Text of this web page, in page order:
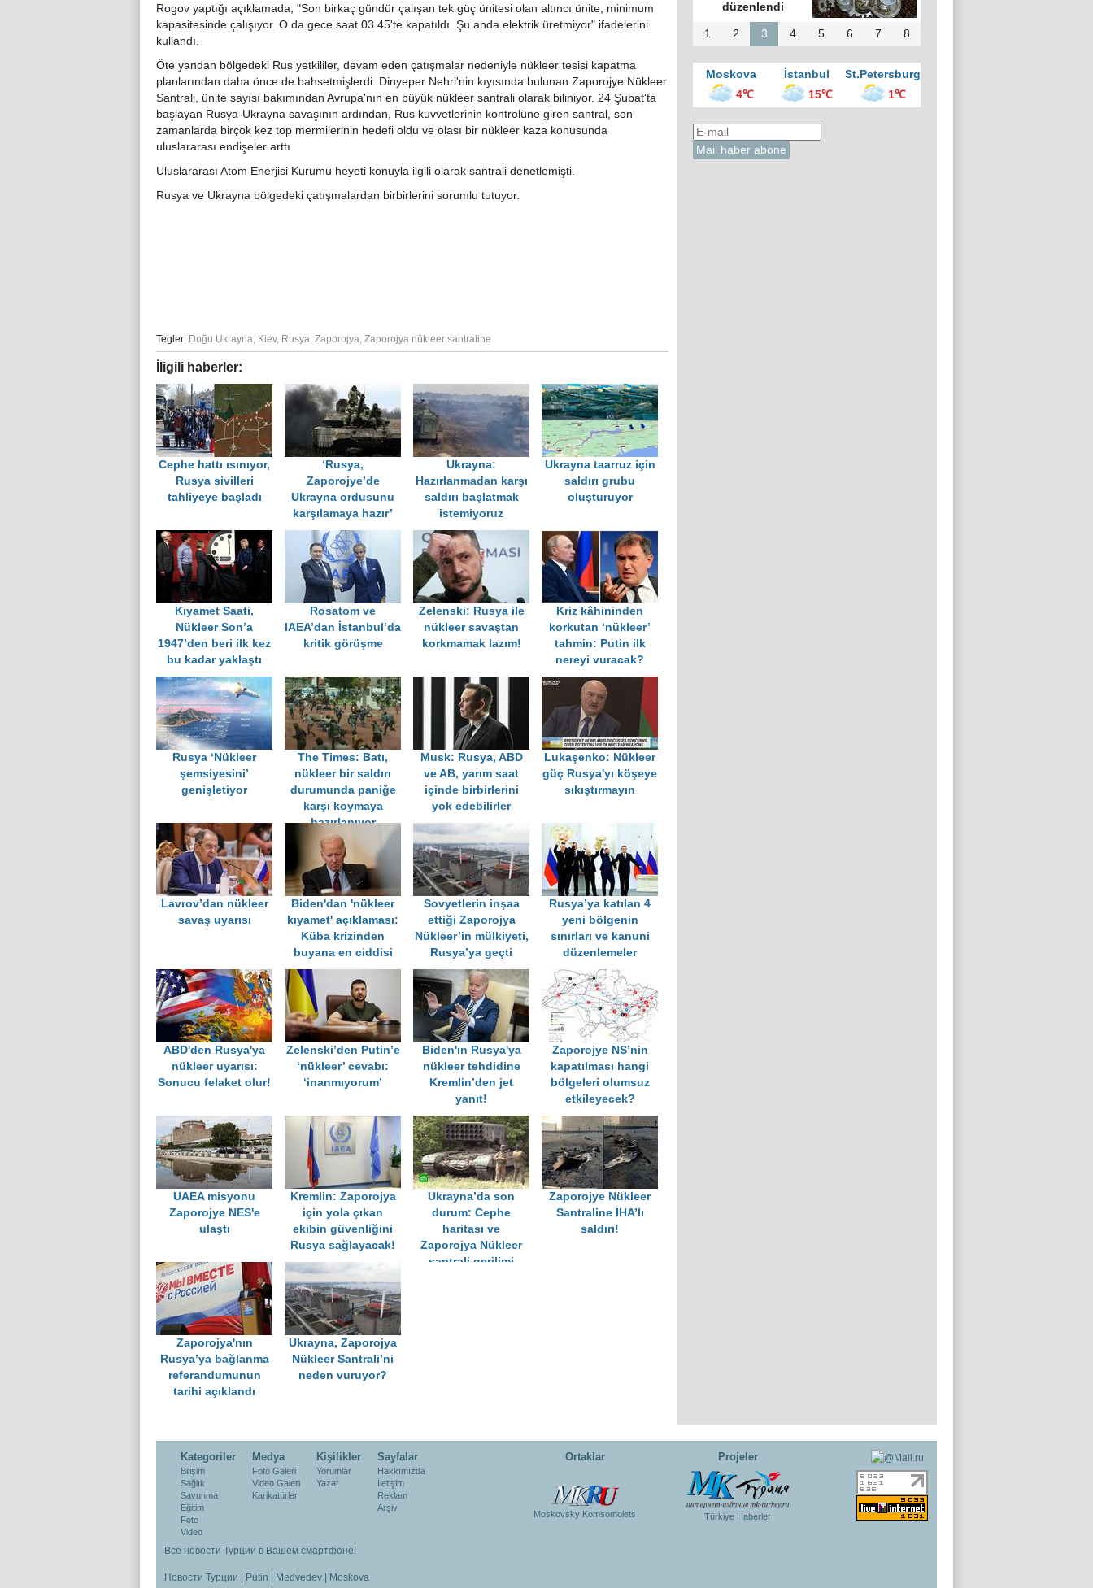
Rogov yaptığı açıklamada, "Son birkaç gündür çalışan tek güç ünitesi olan altıncı ünite, minimum
kapasitesinde çalışıyor. O da gece saat 03.45'te kapatıldı. Şu anda elektrik üretmiyor" ifadelerini
kullandı.
Öte yandan bölgedeki Rus yetkililer, devam eden çatışmalar nedeniyle nükleer tesisi kapatma
planlarından daha önce de bahsetmişlerdi. Dinyeper Nehri'nin kıyısında bulunan Zaporojye Nükleer
Santrali, ünite sayısı bakımından Avrupa'nın en büyük nükleer santrali olarak biliniyor. 24 Şubat'ta
başlayan Rusya-Ukrayna savaşının ardından, Rus kuvvetlerinin kontrolüne giren santral, son
zamanlarda birçok kez top mermilerinin hedefi oldu ve olası bir nükleer kaza konusunda
uluslararası endişeler arttı.
Uluslararası Atom Enerjisi Kurumu heyeti konuyla ilgili olarak santrali denetlemişti.
Rusya ve Ukrayna bölgedeki çatışmalardan birbirlerini sorumlu tutuyor.
Tegler: Doğu Ukrayna, Kiev, Rusya, Zaporojya, Zaporojya nükleer santraline
İligili haberler:
Cephe hattı ısınıyor,
Rusya sivilleri
tahliyeye başladı
‘Rusya,
Zaporojye’de
Ukrayna ordusunu
karşılamaya hazır’
Ukrayna:
Hazırlanmadan karşı
saldırı başlatmak
istemiyoruz
Ukrayna taarruz için
saldırı grubu
oluşturuyor
Kıyamet Saati,
Nükleer Son’a
1947’den beri ilk kez
bu kadar yaklaştı
Rosatom ve
IAEA’dan İstanbul’da
kritik görüşme
Zelenski: Rusya ile
nükleer savaştan
korkmamak lazım!
Kriz kâhininden
korkutan ‘nükleer’
tahmin: Putin ilk
nereyi vuracak?
Rusya ‘Nükleer
şemsiyesini’
genişletiyor
The Times: Batı,
nükleer bir saldırı
durumunda paniğe
karşı koymaya
hazırlanıyor
Musk: Rusya, ABD
ve AB, yarım saat
içinde birbirlerini
yok edebilirler
Lukaşenko: Nükleer
güç Rusya'yı köşeye
sıkıştırmayın
Lavrov’dan nükleer
savaş uyarısı
Biden'dan 'nükleer
kıyamet' açıklaması:
Küba krizinden
buyana en ciddisi
Sovyetlerin inşaa
ettiği Zaporojya
Nükleer’in mülkiyeti,
Rusya’ya geçti
Rusya’ya katılan 4
yeni bölgenin
sınırları ve kanuni
düzenlemeler
ABD'den Rusya'ya
nükleer uyarısı:
Sonucu felaket olur!
Zelenski’den Putin’e
‘nükleer’ cevabı:
‘inanmıyorum’
Biden'ın Rusya'ya
nükleer tehdidine
Kremlin’den jet
yanıt!
Zaporojye NS’nin
kapatılması hangi
bölgeleri olumsuz
etkileyecek?
UAEA misyonu
Zaporojye NES'e
ulaştı
Kremlin: Zaporojya
için yola çıkan
ekibin güvenliğini
Rusya sağlayacak!
Ukrayna’da son
durum: Cephe
haritası ve
Zaporojya Nükleer
santrali gerilimi
Zaporojye Nükleer
Santraline İHA’lı
saldırı!
Zaporojya'nın
Rusya’ya bağlanma
referandumunun
tarihi açıklandı
Ukrayna, Zaporojya
Nükleer Santrali’ni
neden vuruyor?
düzenlendi
1 2 3 4 5 6 7 8
Moskova İstanbul
St.Petersburg
4℃
15℃ 1℃
Kategoriler
Bilişim
Sağlık
Savunma
Eğitim
Foto
Video
Medya
Foto Galeri
Video Galeri
Karikatürler
Kişilikler
Yorumlar
Yazar
Sayfalar
Hakkımızda
İletişim
Reklam
Arşiv
Ortaklar
Moskovsky Komsomolets
Projeler
Türkiye Haberler
Все новости Турции в Вашем смартфоне!
Новости Турции | Putin | Medvedev | Moskova